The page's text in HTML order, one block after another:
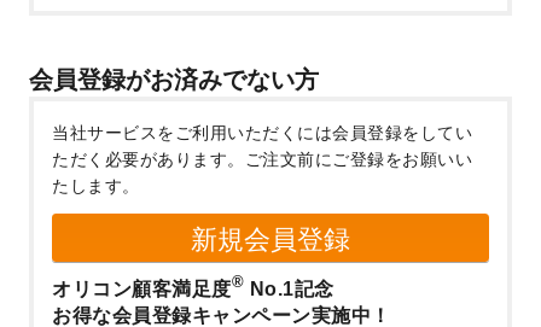
会員登録がお済みでない方
当社サービスをご利用いただくには会員登録をしてい
ただく必要があります。
ご注文前にご登録をお願いい
たします。
新規会員登録
オリコン顧客満足度® No.1記念
お得な会員登録キャンペーン実施中！